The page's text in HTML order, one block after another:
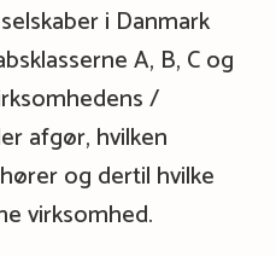
i Danmark
A, B, C og
/
afgør, hvilken
og dertil hvilke
virksomhed.